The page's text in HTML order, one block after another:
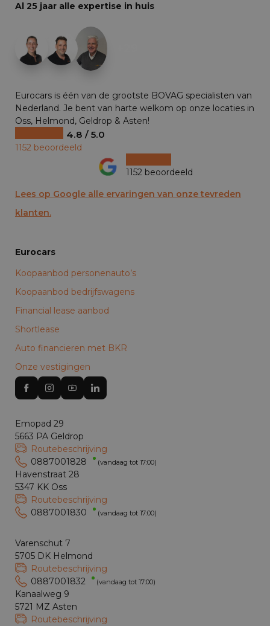
Al 25 jaar alle expertise in huis
Eurocars is één van de grootste BOVAG specialisten van
Nederland. Je bent van harte welkom op onze locaties in
Oss, Helmond, Geldrop & Asten!
4.8 / 5.0
1152 beoordeeld
1152 beoordeeld
Lees op Google alle ervaringen van onze tevreden
klanten.
Eurocars
Koopaanbod personenauto’s
Koopaanbod bedrijfswagens
Financial lease aanbod
Shortlease
Auto financieren met BKR
Onze vestigingen
Emopad 29
5663 PA Geldrop
Routebeschrijving
0887001828
(vandaag tot 17:00)
Havenstraat 28
5347 KK Oss
Routebeschrijving
0887001830
(vandaag tot 17:00)
Varenschut 7
5705 DK Helmond
Routebeschrijving
0887001832
(vandaag tot 17:00)
Kanaalweg 9
5721 MZ Asten
Routebeschrijving